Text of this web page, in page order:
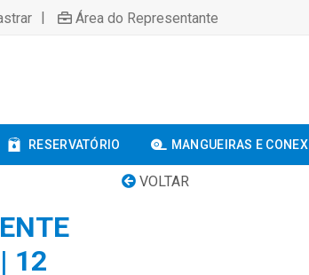
| Área do Representante
RESERVATÓRIO MANGUEIRAS E
VOLTAR
12